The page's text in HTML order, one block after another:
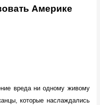
Америке
вреда ни одному живому
которые наслаждались